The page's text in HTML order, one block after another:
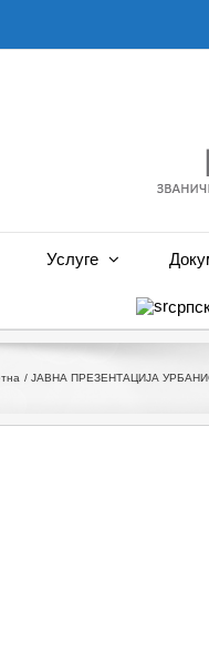
Услуге
ЈАВНА ПРЕЗЕНТАЦИЈА